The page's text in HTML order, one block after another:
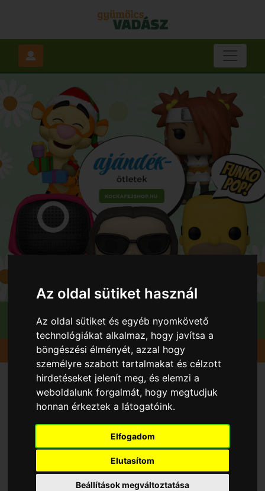
Az oldal sütiket használ
Az oldal sütiket és egyéb nyomkövető
technológiákat alkalmaz, hogy javítsa a
böngészési élményét, azzal hogy
személyre szabott tartalmakat és célzott
hirdetéseket jelenít meg, és elemzi a
weboldalunk forgalmát, hogy megtudjuk
honnan érkeztek a látogatóink.
Elfogadom
Elutasítom
Beállítások megváltoztatása
Gyümölcsök Kajszibarack Ceglédi bíbor